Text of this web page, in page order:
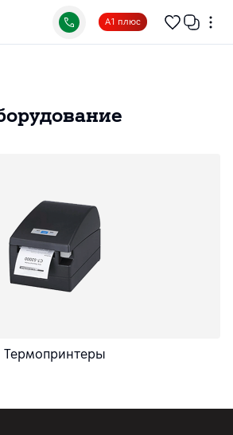
А1 плюс
Термопринтеры